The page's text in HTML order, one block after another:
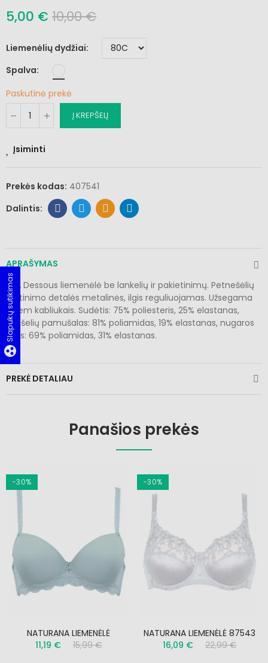
5,00 € 10,00 €
Liemenėlių dydžiai
Spalva
Paskutinė prekė
Į KREPŠELĮ
Įsiminti
Prekės kodas: 407541
APRAŠYMAS
EVA Dessous liemenėlė be lankelių ir pakietinimų. Petnešėlių
tvirtinimo detalės metalinės, ilgis reguliuojamas. Užsegama
dviem kabliukais. Sudėtis: 75% poliesteris, 25% elastanas,
kaušelių pamušalas: 81% poliamidas, 19% elastanas, nugaros
dalis: 69% poliamidas, 31% elastanas.
PREKĖ DETALIAU
Panašios prekės
−30%
NATURANA LIEMENĖLĖ
11,19 €
15,99 €
−30%
NATURANA LIEMENĖLĖ 87543
16,09 €
22,99 €
group_work
Slapukų sutikimas